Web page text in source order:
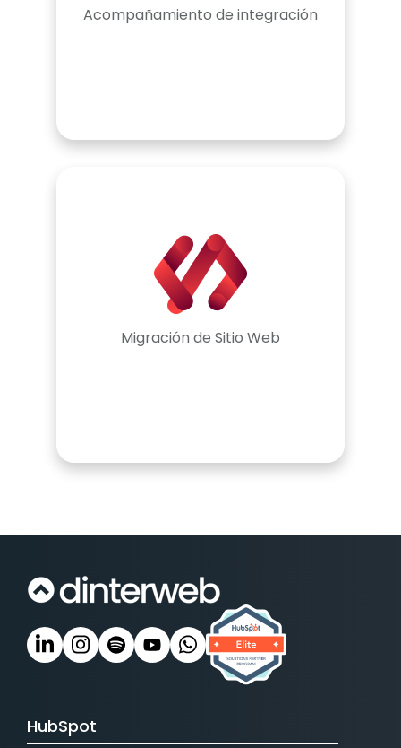
Acompañamiento de integración
Migración de Sitio Web
HubSpot